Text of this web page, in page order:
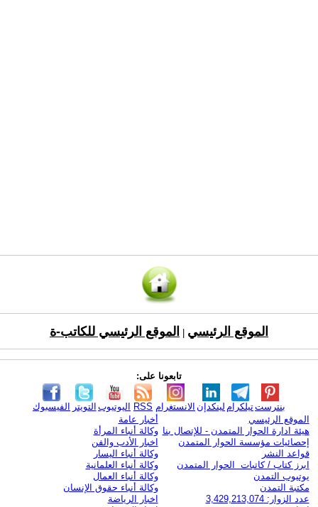
الموقع الرئيسي الموقع الرئيسي للكاتب-ة
تابعونا على:
الفيسبوك التويتر اليوتيوب RSS الانستغرام لينكدإن تيلكرامبنترست
الموقع الرئيسي
هيئة ادارة الحوار المتمدن - للإتصال بنا
إحصائيات مؤسسة الحوار المتمدن
قواعد النشر
ابرز كتاب / كاتبات الحوار المتمدن
يوتيوب التمدن
مكتبة التمدن
عدد الزوار: 3,429,213,074
أخبار عامة
وكالة أنباء المرأة
اخبار الأدب والفن
وكالة أنباء اليسار
وكالة أنباء العلمانية
وكالة أنباء العمال
وكالة أنباء حقوق الإنسان
اخبار الرياضة